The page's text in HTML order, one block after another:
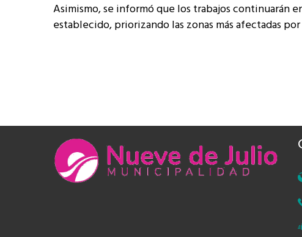
Asimismo, se informó que los trabajos continuarán
establecido, priorizando las zonas más afectadas